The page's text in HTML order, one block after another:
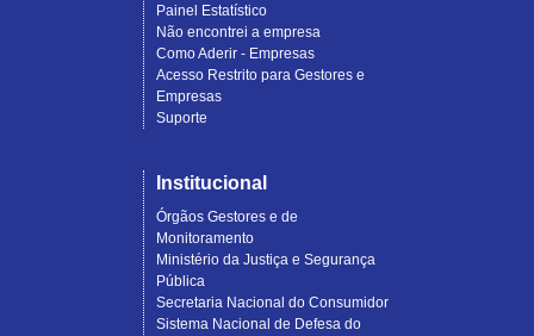
Painel Estatístico
Não encontrei a empresa
Como Aderir - Empresas
Acesso Restrito para Gestores e
Empresas
Suporte
Institucional
Órgãos Gestores e de
Monitoramento
Ministério da Justiça e Segurança
Pública
Secretaria Nacional do Consumidor
Sistema Nacional de Defesa do